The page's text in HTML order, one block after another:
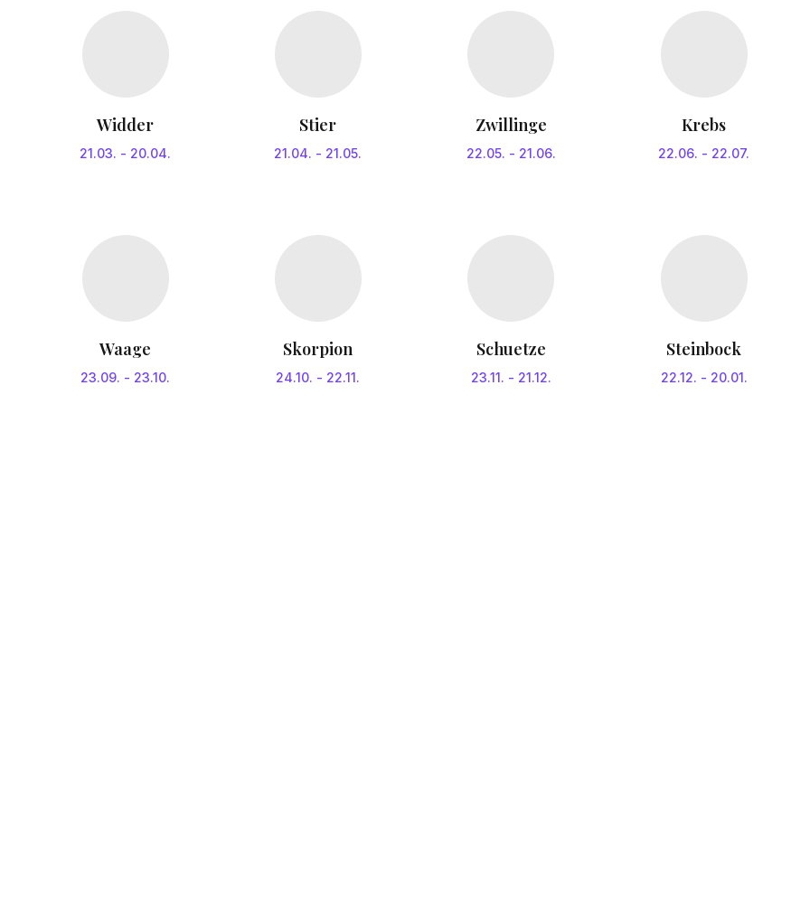
Widder
21.03. - 20.04.
Stier
21.04. - 21.05.
Zwillinge
22.05. - 21.06.
Krebs
22.06. - 22.07.
Waage
23.09. - 23.10.
Skorpion
24.10. - 22.11.
Schuetze
23.11. - 21.12.
Steinbock
22.12. - 20.01.